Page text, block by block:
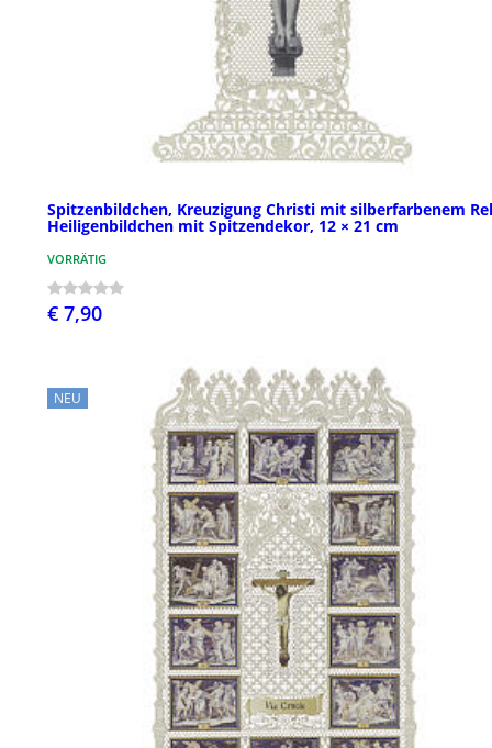
Spitzenbildchen, Kreuzigung Christi mit silberfarbenem
Heiligenbildchen mit Spitzendekor, 12 × 21 cm
VORRÄTIG
€ 7,90
NEU